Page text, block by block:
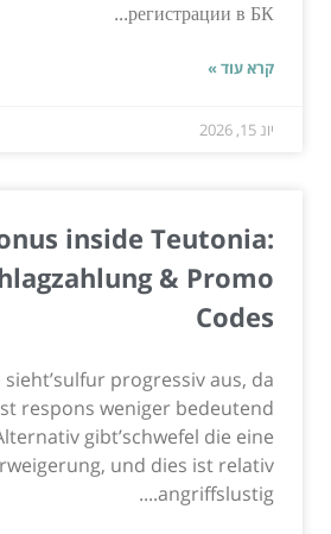
регистрации в БК...
קרא עוד »
יונ 15, 2026
inside Teutonia:
& Promo
Codes
progressiv aus, da
respons weniger bedeutend
gibt’schwefel die eine
und dies ist relativ
angriffslustig....